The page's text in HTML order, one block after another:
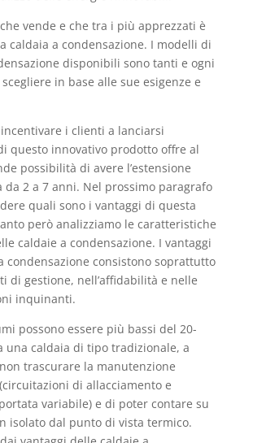
vende e che tra i più apprezzati è
caldaia a condensazione. I modelli di
disponibili sono tanti e ogni
in base alle sue esigenze e
incentivare i clienti a lanciarsi
questo innovativo prodotto offre al
possibilità di avere l’estensione
da 2 a 7 anni. Nel prossimo paragrafo
quali sono i vantaggi di questa
però analizziamo le caratteristiche
caldaie a condensazione. I vantaggi
condensazione consistono soprattutto
di gestione, nell’affidabilità e nelle
inquinanti.
possono essere più bassi del 20-
una caldaia di tipo tradizionale, a
trascurare la manutenzione
di allacciamento e
variabile) e di poter contare su
isolato dal punto di vista termico.